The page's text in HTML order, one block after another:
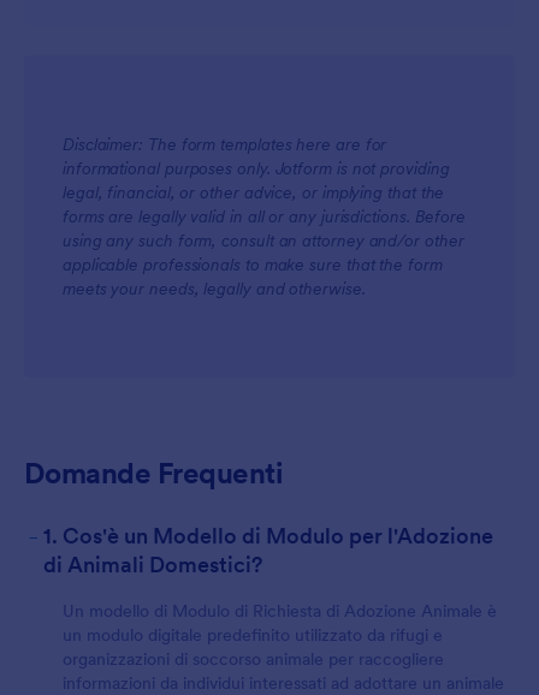
Disclaimer: The form templates here are for
informational purposes only. Jotform is not providing
legal, financial, or other advice, or implying that the
forms are legally valid in all or any jurisdictions. Before
using any such form, consult an attorney and/or other
applicable professionals to make sure that the form
meets your needs, legally and otherwise.
Domande Frequenti
- 1. Cos'è un Modello di Modulo per l'Adozione
di Animali Domestici?
Un modello di Modulo di Richiesta di Adozione Animale è
un modulo digitale predefinito utilizzato da rifugi e
organizzazioni di soccorso animale per raccogliere
informazioni da individui interessati ad adottare un animale